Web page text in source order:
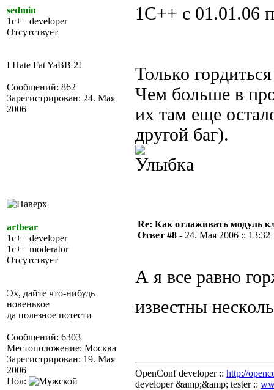
sedmin
1c++ developer
Отсутствует
I Hate Fat YaBB 2!
Сообщений: 862
Зарегистрирован: 24. Мая
2006
1С++ с 01.01.06
Только
Чем больше в
их там еще
другой баг).
artbear
1c++ developer
1c++ moderator
Отсутствует
Эх, дайте что-нибудь
новенькое
да полезное потести
Сообщений: 6303
Местоположение: Москва
Зарегистрирован: 19. Мая
2006
Пол:
Re: Как отлаживать модуль
Ответ #8 - 24. Мая 2006 :: 13:32
А я все равно
известны
OpenConf developer :: http://
developer &amp;&amp; tester ::